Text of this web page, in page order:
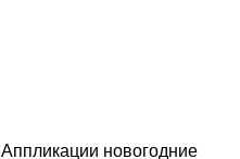
Аппликации новогодние